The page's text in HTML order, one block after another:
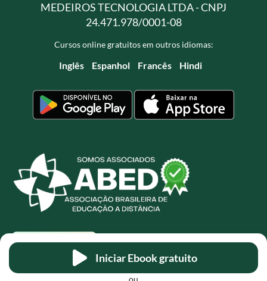
Iniciar Ebook gratuito
ou
MEDEIROS TECNOLOGIA LTDA - CNPJ
24.471.978/0001-08
Cursos online gratuitos em outros idiomas:
Inglês Espanhol Francês Hindi